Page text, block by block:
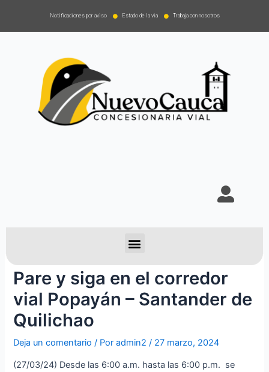
Notificaciones por aviso Estado de la via Trabaja con nosotros
Pare y siga en el corredor
vial Popayán – Santander de
Quilichao
Deja un comentario / Poradmin2 / 27 marzo, 2024
(27/03/24) Desde las 6:00 a.m. hasta las 6:00 p.m. se